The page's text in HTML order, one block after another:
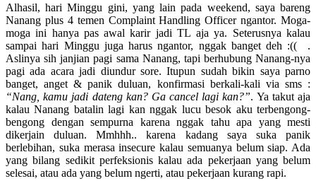
Alhasil, hari Minggu gini, yang lain pada weekend, saya bareng
Nanang plus 4 temen Complaint Handling Officer ngantor. Moga-
moga ini hanya pas awal karir jadi TL aja ya. Seterusnya kalau
sampai hari Minggu juga harus ngantor, nggak banget deh :((
.
Aslinya sih janjian pagi sama Nanang, tapi berhubung Nanang-nya
pagi ada acara jadi diundur sore. Itupun sudah bikin saya parno
banget, anget & panik duluan, konfirmasi berkali-kali via sms :
“Nang, kamu jadi dateng kan? Ga cancel lagi kan?”. Ya takut aja
kalau Nanang batalin lagi kan nggak lucu besok aku terbengong-
bengong dengan sempurna karena nggak tahu apa yang mesti
dikerjain duluan. Mmhhh.. karena kadang saya suka panik
berlebihan, suka merasa insecure kalau semuanya belum siap. Ada
yang bilang sedikit perfeksionis kalau ada pekerjaan yang belum
selesai, atau ada yang belum ngerti, atau pekerjaan kurang rapi.